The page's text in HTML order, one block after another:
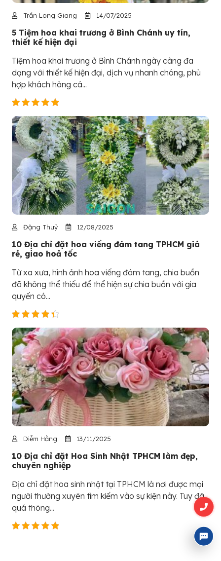
Trần Long Giang 14/07/2025
5 Tiệm hoa khai trương ở Bình Chánh uy tín,
thiết kế hiện đại
Tiệm hoa khai trương ở Bình Chánh ngày càng đa
dạng với thiết kế hiện đại, dịch vụ nhanh chóng, phù
hợp khách hàng cá...
Đặng Thuỷ 12/08/2025
10 Địa chỉ đặt hoa viếng đám tang TPHCM giá
rẻ, giao hoả tốc
Từ xa xưa, hình ảnh hoa viếng đám tang, chia buồn
đã không thể thiếu để thể hiện sự chia buồn với gia
quyến có...
Diễm Hằng 13/11/2025
10 Địa chỉ đặt Hoa Sinh Nhật TPHCM làm đẹp,
chuyên nghiệp
Địa chỉ đặt hoa sinh nhật tại TPHCM là nơi được mọi
người thường xuyên tìm kiếm vào sự kiện này. Tuy đã
quá thông...